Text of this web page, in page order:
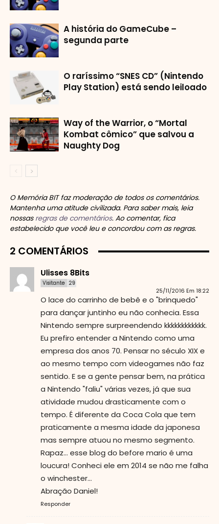
A história do GameCube –
segunda parte
O raríssimo “SNES CD” (Nintendo
Play Station) está sendo leiloado
Way of the Warrior, o “Mortal
Kombat cômico” que salvou a
Naughty Dog
O Memória BIT faz moderação de todos os comentários.
Mantenha uma atitude civilizada. Para saber mais, leia
nossas regras de comentários. Ao comentar, fica
estabelecido que você leu e concordou com as regras.
2 COMENTÁRIOS
Ulisses 8Bits
Visitante 29
25/11/2016 Em 18:22
O lace do carrinho de bebê e o "brinquedo"
para dançar juntinho eu não conhecia. Essa
Nintendo sempre surpreendendo kkkkkkkkkkkk.
Eu prefiro entender a Nintendo como uma
empresa dos anos 70. Pensar no século XIX e
ao mesmo tempo com videogames não faz
sentido. E se a gente pensar bem, na prática
a Nintendo "faliu" várias vezes, já que sua
atividade mudou drasticamente com o
tempo. É diferente da Coca Cola que tem
praticamente a mesma idade da japonesa
mas sempre atuou no mesmo segmento.
Rapaz... esse blog do before mario é uma
loucura! Conheci ele em 2014 se não me falha
o winchester...
Abração Daniel!
Responder